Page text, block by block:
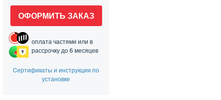
ОФОРМИТЬ ЗАКАЗ
оплата частями или в
рассрочку до 6 месяцев
Cертификаты и инструкции по
установке